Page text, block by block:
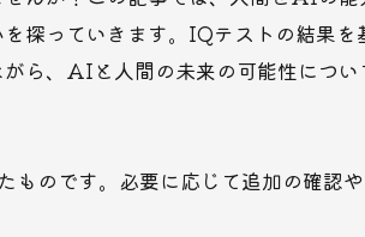
探っていきます。IQテストの結果を
ら、AIと人間の未来の可能性につい
のです。必要に応じて追加の確認